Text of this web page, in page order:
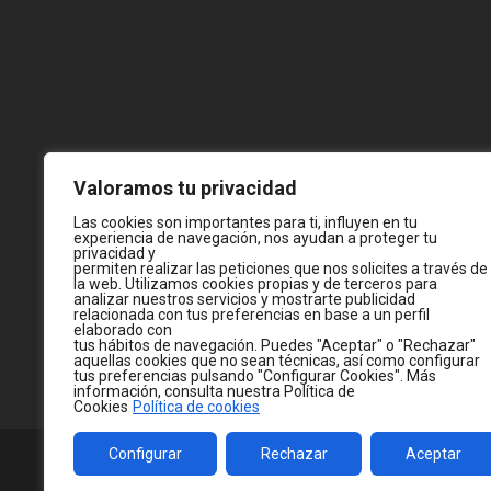
Valoramos tu privacidad
Las cookies son importantes para ti, influyen en tu
experiencia de navegación, nos ayudan a proteger tu
privacidad y
permiten realizar las peticiones que nos solicites a través de
la web. Utilizamos cookies propias y de terceros para
analizar nuestros servicios y mostrarte publicidad
relacionada con tus preferencias en base a un perfil
elaborado con
tus hábitos de navegación. Puedes "Aceptar" o "Rechazar"
aquellas cookies que no sean técnicas, así como configurar
tus preferencias pulsando "Configurar Cookies". Más
información, consulta nuestra Política de
Cookies Política de cookies
Configurar Rechazar Aceptar
© 2026WWW.JC-CASTELLA.COM— MADE WITH